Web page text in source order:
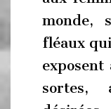
monde,
fléaux
exposent
sortes,